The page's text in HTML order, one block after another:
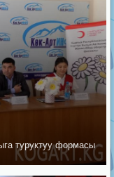
туруктуу формасы